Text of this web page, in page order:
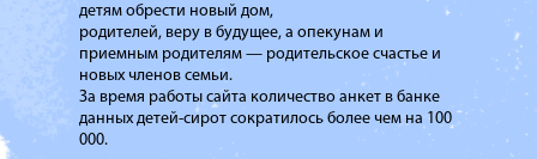
детям обрести новый дом,
родителей, веру в будущее, а опекунам и
приемным родителям — родительское счастье и
новых членов семьи.
За время работы сайта количество анкет в банке
данных детей-сирот сократилось более чем на 100
000.